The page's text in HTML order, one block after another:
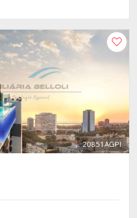
20851AGPI